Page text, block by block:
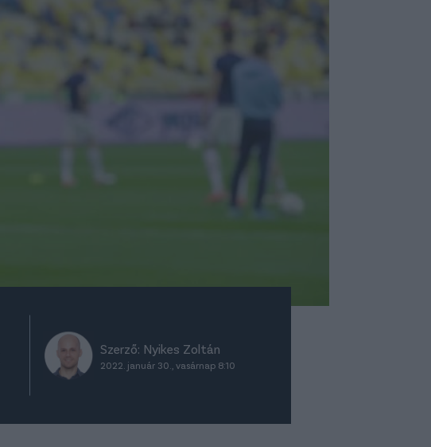
Szerző: Nyikes Zoltán
2022. január 30., vasárnap 8:10